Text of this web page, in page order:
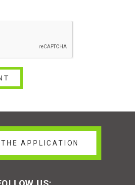
APPLICATION